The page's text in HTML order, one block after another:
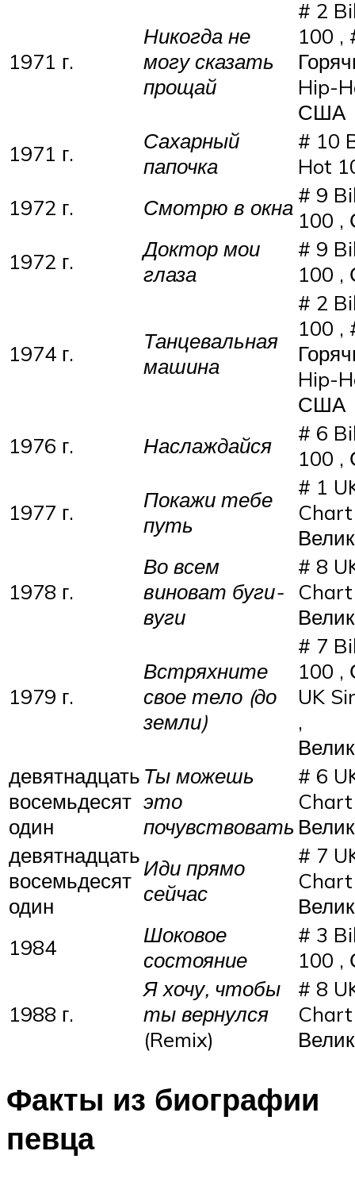
1971 г.
Никогда не
могу сказать
прощай
# 2
100 ,
Hip-
США
1971 г.
Сахарный
папочка
# 10
Hot
1972 г.
Смотрю в окна # 9
100 ,
1972 г.
Доктор мои
глаза
# 9
100 ,
1974 г.
Танцевальная
машина
# 2
100 ,
Hip-
США
1976 г.
Наслаждайся
# 6
100 ,
1977 г.
Покажи тебе
путь
# 1
1978 г.
Во всем
виноват буги-
вуги
# 8
1979 г.
Встряхните
свое тело (до
земли)
# 7
100 ,
UK
,
девятнадцать
восемьдесят
один
Ты можешь
это
почувствовать
# 6
девятнадцать
восемьдесят
один
Иди прямо
сейчас
# 7
1984
Шоковое
состояние
# 3
100 ,
1988 г.
Я хочу, чтобы
ты вернулся
(Remix)
# 8
Факты из биографии
певца